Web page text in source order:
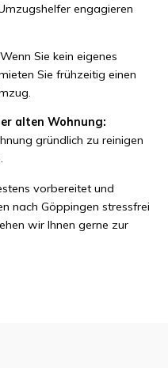
engagieren
Wenn Sie kein eigenes
Sie frühzeitig einen
alten Wohnung:
gründlich zu reinigen
vorbereitet und
nach Göppingen stressfrei
wir Ihnen gerne zur